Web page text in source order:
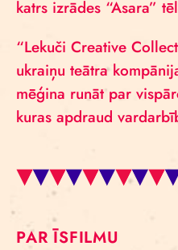
katrs izrādes “Asara”
“Lekuči Creative
ukraiņu teātra
mēģina runāt par
kuras apdraud
PAR ĪSFILMU